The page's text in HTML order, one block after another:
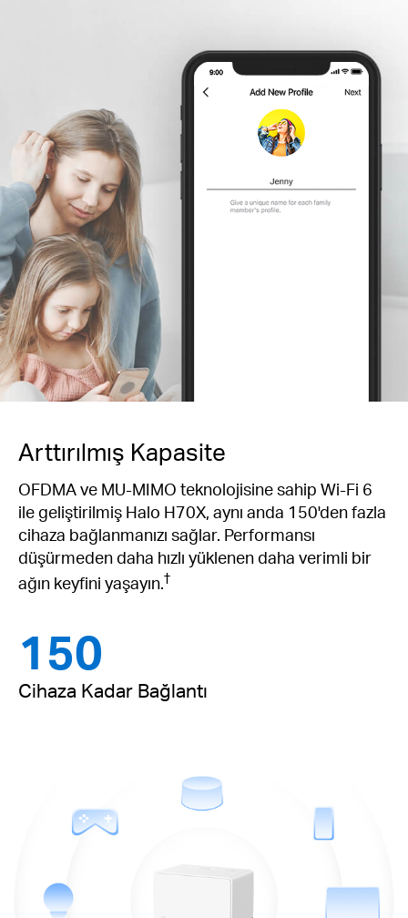
Arttırılmış Kapasite
OFDMA ve MU-MIMO teknolojisine sahip Wi-Fi 6
ile geliştirilmiş Halo H70X, aynı anda 150'den fazla
cihaza bağlanmanızı sağlar. Performansı
düşürmeden daha hızlı yüklenen daha verimli bir
ağın keyfini yaşayın.†
150
Cihaza Kadar Bağlantı